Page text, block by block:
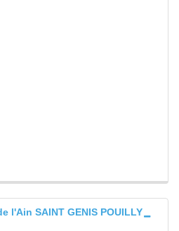
l'Ain SAINT GENIS POUILLY